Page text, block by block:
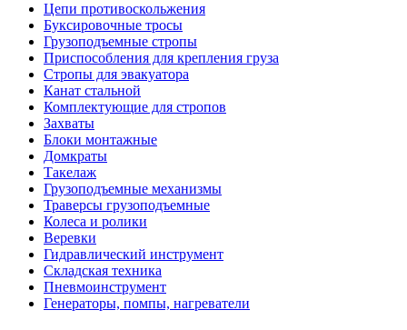
Цепи противоскольжения
Буксировочные тросы
Грузоподъемные стропы
Приспособления для крепления груза
Стропы для эвакуатора
Канат стальной
Комплектующие для стропов
Захваты
Блоки монтажные
Домкраты
Такелаж
Грузоподъемные механизмы
Траверсы грузоподъемные
Колеса и ролики
Веревки
Гидравлический инструмент
Складская техника
Пневмоинструмент
Генераторы, помпы, нагреватели